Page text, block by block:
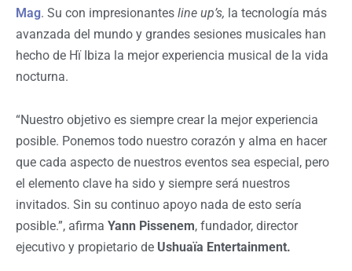
Mag. Su con impresionantes line up’s, la tecnología más
avanzada del mundo y grandes sesiones musicales han
hecho de Hï Ibiza la mejor experiencia musical de la vida
nocturna.
“Nuestro objetivo es siempre crear la mejor experiencia
posible. Ponemos todo nuestro corazón y alma en hacer
que cada aspecto de nuestros eventos sea especial, pero
el elemento clave ha sido y siempre será nuestros
invitados. Sin su continuo apoyo nada de esto sería
posible.”, afirma Yann Pissenem, fundador, director
ejecutivo y propietario de Ushuaïa Entertainment.